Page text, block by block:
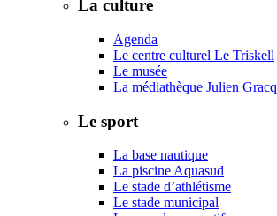
La culture
Agenda
Le centre culturel Le Triskell
Le musée
La médiathèque Julien Gracq
Le sport
La base nautique
La piscine Aquasud
Le stade d’athlétisme
Le stade municipal